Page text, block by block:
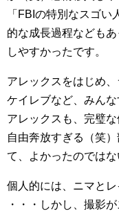
「FBIの特別なスゴ
的な成長過程なども
しやすかったです。
アレックスをはじめ
ケイレブなど、みんな
アレックスも、完璧
自由奔放すぎる（笑
て、よかったのではな
個人的には、ニマと
・・・しかし、撮影が